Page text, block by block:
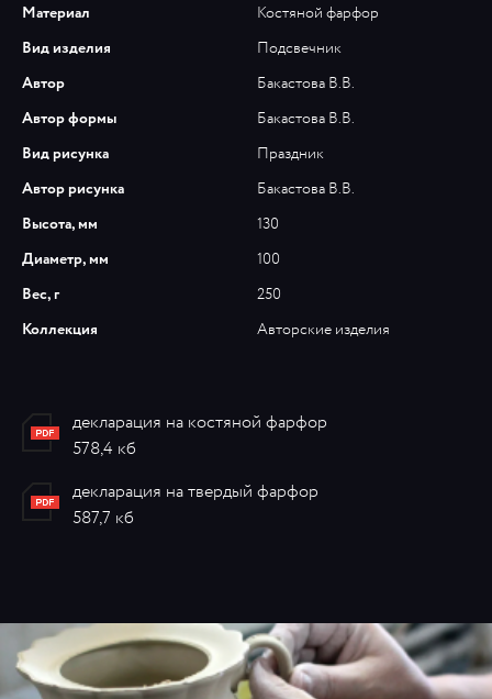
Материал
Костяной фарфор
Вид изделия
Подсвечник
Автор
Бакастова В.В.
Автор формы
Бакастова В.В.
Вид рисунка
Праздник
Автор рисунка
Бакастова В.В.
Высота, мм
130
Диаметр, мм
100
Вес, г
250
Коллекция
Авторские изделия
декларация на костяной фарфор
578,4 кб
декларация на твердый фарфор
587,7 кб